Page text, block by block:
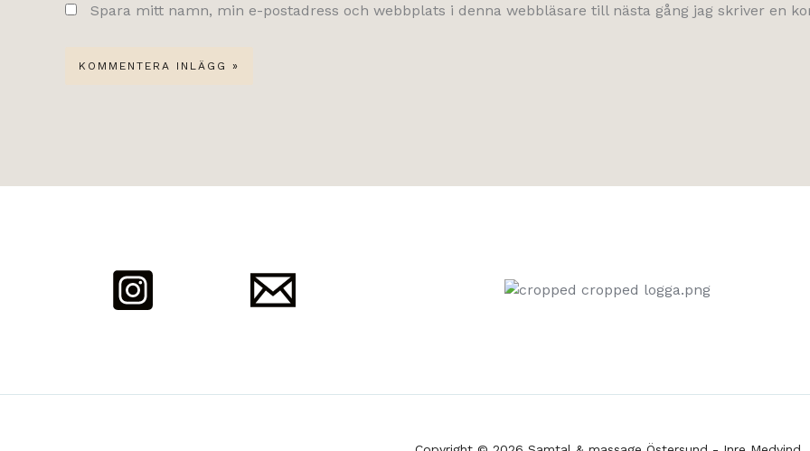
Spara mitt namn, min e-postadress och webbplats i denna webbläsare till nästa gång jag skriver en